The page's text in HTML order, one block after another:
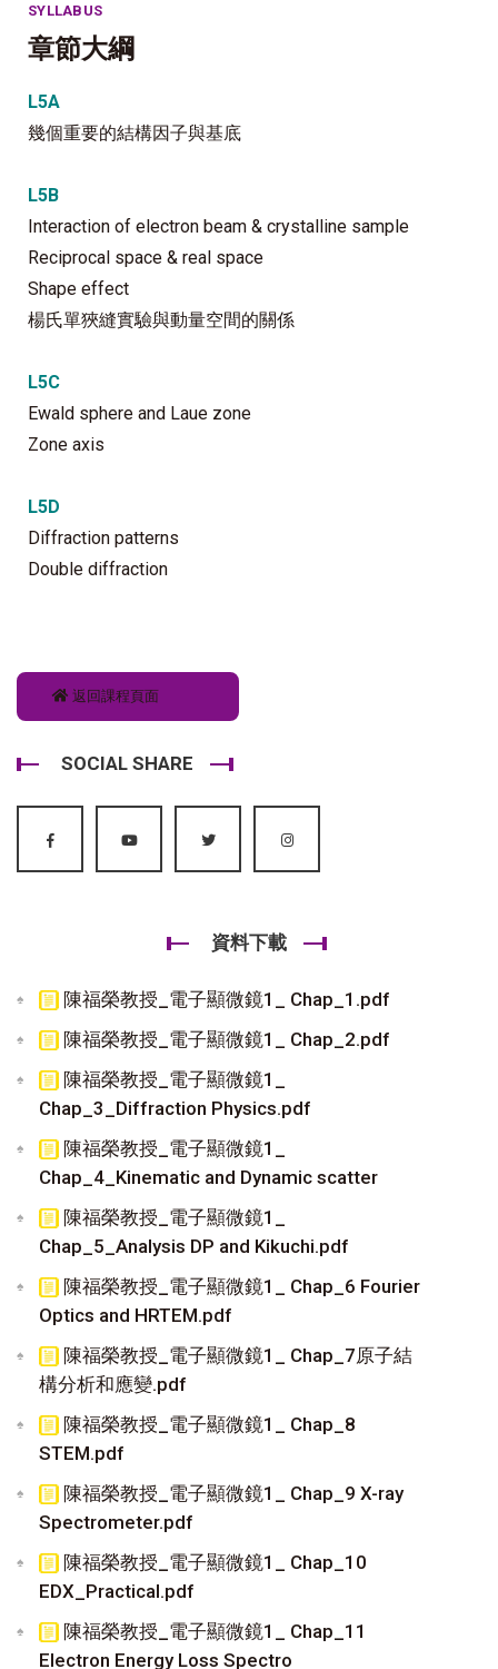
SYLLABUS
章節大綱
L5A
幾個重要的結構因子與基底
L5B
Interaction of electron beam & crystalline sample
Reciprocal space & real space
Shape effect
楊氏單狹縫實驗與動量空間的關係
L5C
Ewald sphere and Laue zone
Zone axis
L5D
Diffraction patterns
Double diffraction
返回課程頁面
SOCIAL SHARE
資料下載
陳福榮教授_電子顯微鏡1_ Chap_1.pdf
陳福榮教授_電子顯微鏡1_ Chap_2.pdf
陳福榮教授_電子顯微鏡1_
Chap_3_Diffraction Physics.pdf
陳福榮教授_電子顯微鏡1_
Chap_4_Kinematic and Dynamic scatter
陳福榮教授_電子顯微鏡1_
Chap_5_Analysis DP and Kikuchi.pdf
陳福榮教授_電子顯微鏡1_ Chap_6 Fourier
Optics and HRTEM.pdf
陳福榮教授_電子顯微鏡1_ Chap_7原子結
構分析和應變.pdf
陳福榮教授_電子顯微鏡1_ Chap_8
STEM.pdf
陳福榮教授_電子顯微鏡1_ Chap_9 X-ray
Spectrometer.pdf
陳福榮教授_電子顯微鏡1_ Chap_10
EDX_Practical.pdf
陳福榮教授_電子顯微鏡1_ Chap_11
Electron Energy Loss Spectro